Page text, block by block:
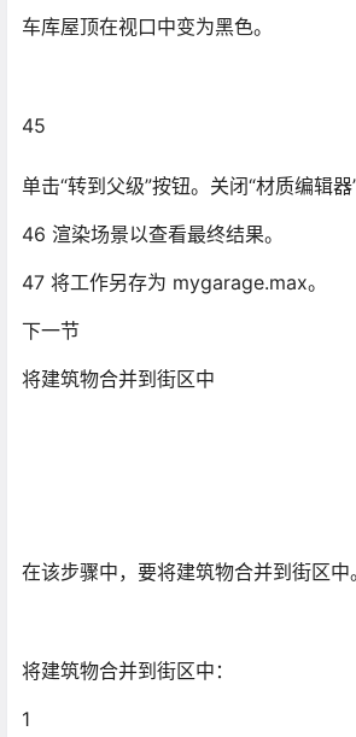
车库屋顶在视口中变为黑色。
45
单击“转到父级”按钮。关闭“材质编辑器”
46 渲染场景以查看最终结果。
47 将工作另存为 mygarage.max。
下一节
将建筑物合并到街区中
在该步骤中，要将建筑物合并到街区中。
将建筑物合并到街区中：
1